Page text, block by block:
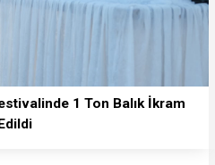
1 Ton Balık İkram